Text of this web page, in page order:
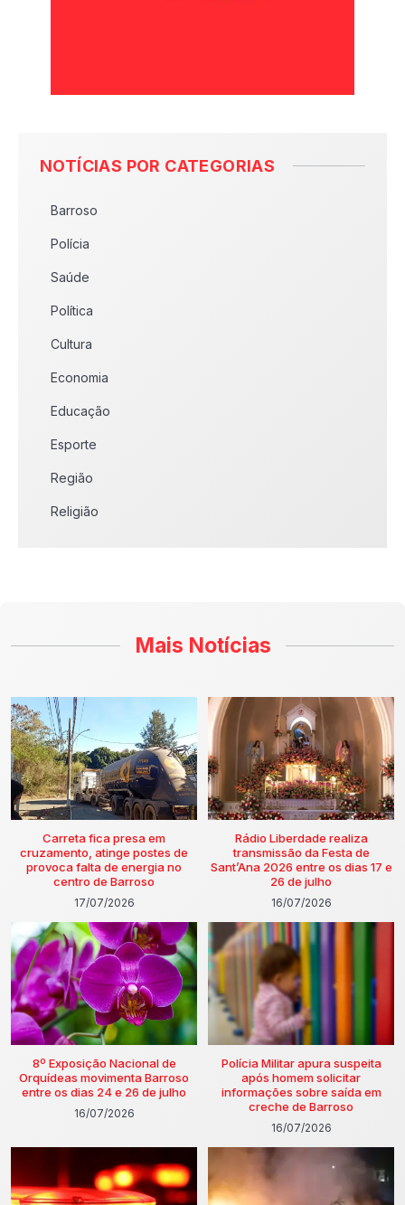
NOTÍCIAS POR CATEGORIAS
Barroso
Polícia
Saúde
Política
Cultura
Economia
Educação
Esporte
Região
Religião
Mais Notícias
Carreta fica presa em
cruzamento, atinge postes de
provoca falta de energia no
centro de Barroso
17/07/2026
Rádio Liberdade realiza
transmissão da Festa de
Sant’Ana 2026 entre os dias 17 e
26 de julho
16/07/2026
8º Exposição Nacional de
Orquídeas movimenta Barroso
entre os dias 24 e 26 de julho
16/07/2026
Polícia Militar apura suspeita
após homem solicitar
informações sobre saída em
creche de Barroso
16/07/2026